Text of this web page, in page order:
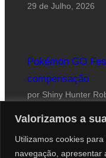
Valorizamos a
Utilizamos cookies
navegação, apresentar
29 de Julho, 2026
Pokémon GO
compensação
por Shiny Hunter